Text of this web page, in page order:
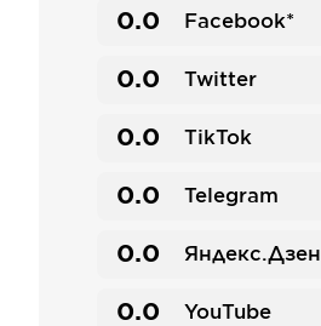
0.0 Facebook*
0.0 Twitter
0.0 TikTok
0.0 Telegram
0.0 Яндекс.Дзен
0.0 YouTube